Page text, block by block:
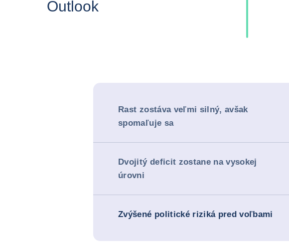
Outlook
Rast zostáva veľmi silný, avšak
spomaľuje sa
Dvojitý deficit zostane na vysokej
úrovni
Zvýšené politické riziká pred voľbami